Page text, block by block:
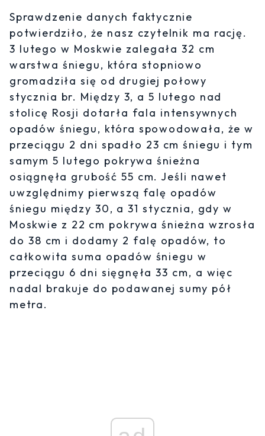
Sprawdzenie danych faktycznie
potwierdziło, że nasz czytelnik ma rację.
3 lutego w Moskwie zalegała 32 cm
warstwa śniegu, która stopniowo
gromadziła się od drugiej połowy
stycznia br. Między 3, a 5 lutego nad
stolicę Rosji dotarła fala intensywnych
opadów śniegu, która spowodowała, że w
przeciągu 2 dni spadło 23 cm śniegu i tym
samym 5 lutego pokrywa śnieżna
osiągnęła grubość 55 cm. Jeśli nawet
uwzględnimy pierwszą falę opadów
śniegu między 30, a 31 stycznia, gdy w
Moskwie z 22 cm pokrywa śnieżna wzrosła
do 38 cm i dodamy 2 falę opadów, to
całkowita suma opadów śniegu w
przeciągu 6 dni sięgnęła 33 cm, a więc
nadal brakuje do podawanej sumy pół
metra.